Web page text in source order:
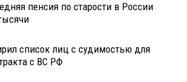
пенсия по старости в России
список лиц с судимостью для
с ВС РФ